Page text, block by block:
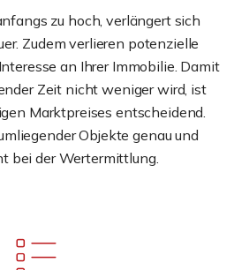
zu hoch, verlängert sich
Zudem verlieren potenzielle
an Ihrer Immobilie. Damit
Zeit nicht weniger wird, ist
Marktpreises entscheidend.
Objekte genau und
bei der Wertermittlung.